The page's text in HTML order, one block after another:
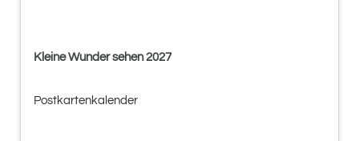
Kleine Wunder sehen 2027
Postkartenkalender